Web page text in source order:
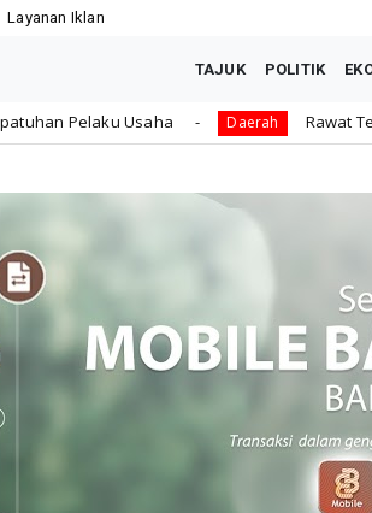
Layanan Iklan
TAJUK POLITIK
Daerah Rawat Tenaga Kerja dengan